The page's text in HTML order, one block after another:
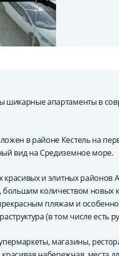
шикарные апартаменты в
в районе Кестель на
вид на Средиземное море.
красивых и элитных районов
большим количеством новых
пляжам и
(в том числе есть
магазины,